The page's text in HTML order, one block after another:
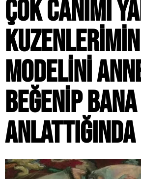
ÇOK CANIMI
MODELINI
BEĞENIP BANA
ANLATTIĞINDA